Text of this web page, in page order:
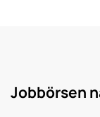
Jobbörsen